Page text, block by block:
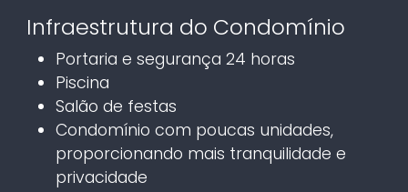
Infraestrutura do Condomínio
Portaria e segurança 24 horas
Piscina
Salão de festas
Condomínio com poucas unidades,
proporcionando mais tranquilidade e
privacidade